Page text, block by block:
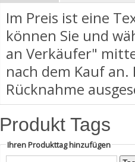
Im Preis ist eine
können Sie und
an Verkäufer"
nach dem Kauf
Rücknahme
Produkt Tags
Ihren Produkttag hinzufügen